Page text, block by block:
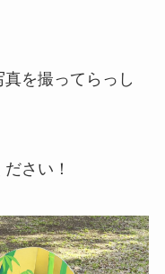
を撮ってらっし
さい！